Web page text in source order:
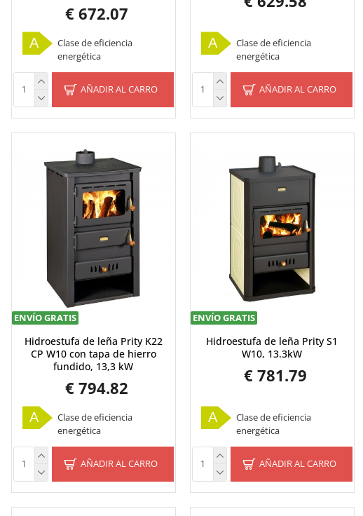
€ 672.07
A
Clase de eficiencia
energética
AÑADIR AL CARRO
A
Clase de eficiencia
energética
AÑADIR AL CARRO
ENVÍO GRATIS
Hidroestufa de leña Prity K22
CP W10 con tapa de hierro
fundido, 13,3 kW
€ 794.82
A
Clase de eficiencia
energética
AÑADIR AL CARRO
ENVÍO GRATIS
Hidroestufa de leña Prity S1
W10, 13.3kW
€ 781.79
A
Clase de eficiencia
energética
AÑADIR AL CARRO